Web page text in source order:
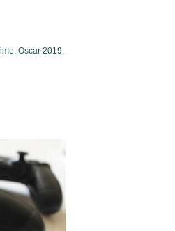
Oscar 2019,